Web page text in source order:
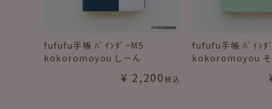
fufufu手帳 ﾊﾞｲﾝﾀﾞｰM5
kokoromoyou しーん
¥ 2,200税込
fufufu手帳 ﾊﾞｲﾝﾀ
kokoromoyou そ